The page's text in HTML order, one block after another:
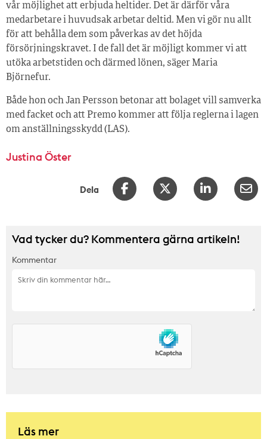
vår möjlighet att erbjuda heltider. Det är därför våra
medarbetare i huvudsak arbetar deltid. Men vi gör nu allt
för att behålla dem som påverkas av det höjda
försörjningskravet. I de fall det är möjligt kommer vi att
utöka arbetstiden och därmed lönen, säger Maria
Björnefur.
Både hon och Jan Persson betonar att bolaget vill samverka
med facket och att Premo kommer att följa reglerna i lagen
om anställningsskydd (LAS).
Justina Öster
Dela
Vad tycker du? Kommentera gärna artikeln!
Kommentar
Läs mer